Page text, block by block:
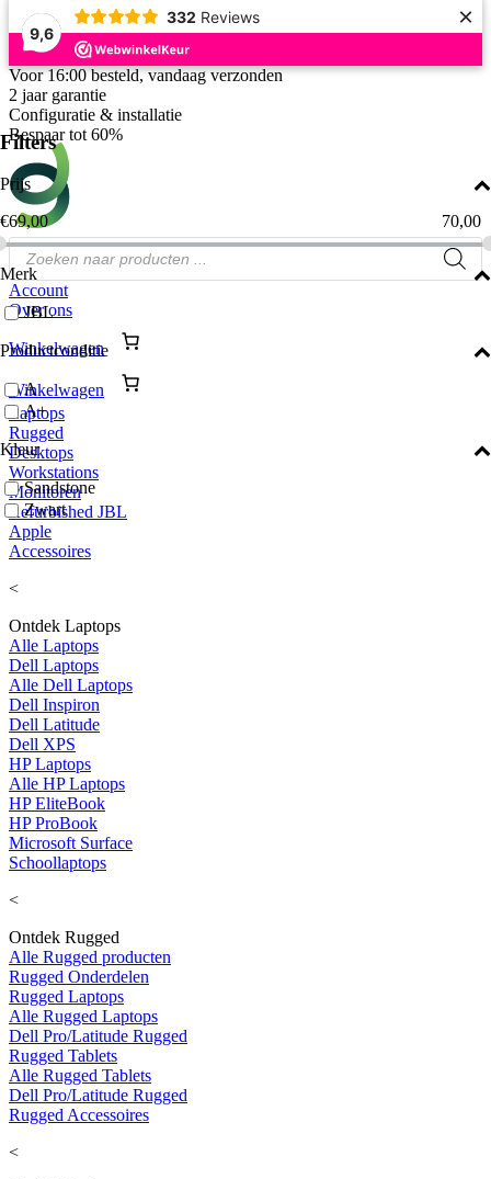
9,6
332 Reviews ×
Ga
naar
de
inhoud
Voor 16:00 besteld, vandaag verzonden
2 jaar garantie
Configuratie & installatie
Bespaar tot 60%
Producten
zoeken
Account
Over ons
Winkelwagen
Winkelwagen
Laptops
Rugged
Desktops
Workstations
Monitoren
Refurbished JBL
Apple
Accessoires
<
Ontdek Laptops
Alle Laptops
Dell Laptops
Alle Dell Laptops
Dell Inspiron
Dell Latitude
Dell XPS
HP Laptops
Alle HP Laptops
HP EliteBook
HP ProBook
Microsoft Surface
Schoollaptops
<
Ontdek Rugged
Alle Rugged producten
Rugged Onderdelen
Rugged Laptops
Alle Rugged Laptops
Dell Pro/Latitude Rugged
Rugged Tablets
Alle Rugged Tablets
Dell Pro/Latitude Rugged
Rugged Accessoires
<
Filters
Prijs
€69,00 70,00
Merk
JBL
Productconditie
A
A+
Kleur
Sandstone
Zwart